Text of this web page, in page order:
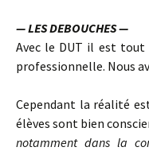
— LES DEBOUCHES —
Avec le DUT il est tout
professionnelle. Nous
Cependant la réalité
élèves sont bien
notamment dans la